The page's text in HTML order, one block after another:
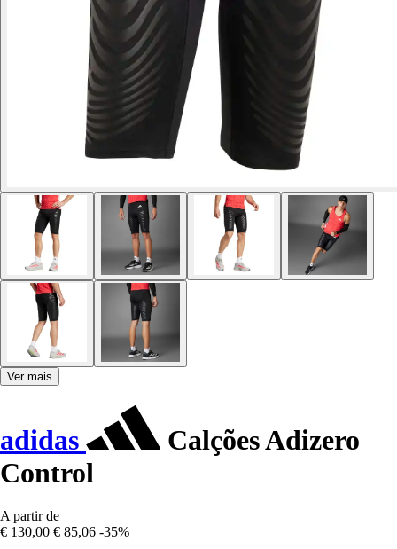
Ver mais
adidas
Calções Adizero
Control
A partir de
€ 130,00 € 85,06 -35%